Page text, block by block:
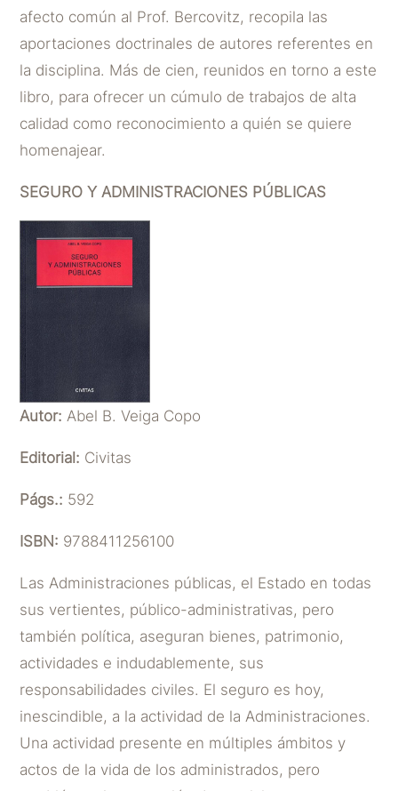
afecto común al Prof. Bercovitz, recopila las
aportaciones doctrinales de autores referentes en
la disciplina. Más de cien, reunidos en torno a este
libro, para ofrecer un cúmulo de trabajos de alta
calidad como reconocimiento a quién se quiere
homenajear.
SEGURO Y ADMINISTRACIONES PÚBLICAS
Autor:Abel B. Veiga Copo
Editorial: Civitas
Págs.: 592
ISBN: 9788411256100
Las Administraciones públicas, el Estado en todas
sus vertientes, público-administrativas, pero
también política, aseguran bienes, patrimonio,
actividades e indudablemente, sus
responsabilidades civiles. El seguro es hoy,
inescindible, a la actividad de la Administraciones.
Una actividad presente en múltiples ámbitos y
actos de la vida de los administrados, pero